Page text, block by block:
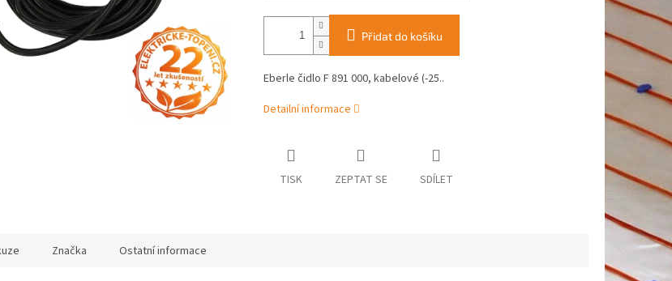
Přidat do košíku
Eberle čidlo F 891 000, kabelové (-25..
Detailní informace
TISK ZEPTAT SE SDÍLET
Značka Ostatní informace